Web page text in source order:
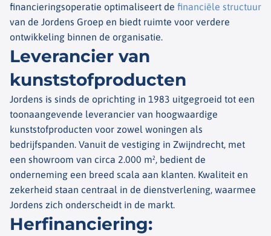
financieringsoperatie optimaliseert de financiële structuur
van de Jordens Groep en biedt ruimte voor verdere
ontwikkeling binnen de organisatie.
Leverancier van
kunststofproducten
Jordens is sinds de oprichting in 1983 uitgegroeid tot een
toonaangevende leverancier van hoogwaardige
kunststofproducten voor zowel woningen als
bedrijfspanden. Vanuit de vestiging in Zwijndrecht, met
een showroom van circa 2.000 m², bedient de
onderneming een breed scala aan klanten. Kwaliteit en
zekerheid staan centraal in de dienstverlening, waarmee
Jordens zich onderscheidt in de markt.
Herfinanciering: